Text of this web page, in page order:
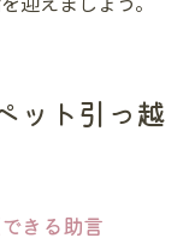
ット引っ越
きる助言